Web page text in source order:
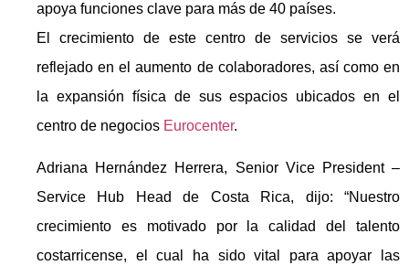
apoya funciones clave para más de 40 países.
El crecimiento de este centro de servicios se verá
reflejado en el aumento de colaboradores, así como en
la expansión física de sus espacios ubicados en el
centro de negocios Eurocenter.
Adriana Hernández Herrera, Senior Vice President –
Service Hub Head de Costa Rica, dijo: “Nuestro
crecimiento es motivado por la calidad del talento
costarricense, el cual ha sido vital para apoyar las